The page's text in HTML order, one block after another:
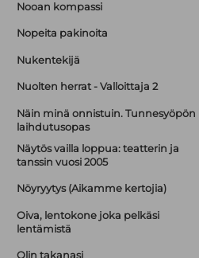
Nooan kompassi
Nopeita pakinoita
Nukentekijä
Nuolten herrat - Valloittaja 2
Näin minä onnistuin. Tunnesyöpön
laihdutusopas
Näytös vailla loppua: teatterin ja
tanssin vuosi 2005
Nöyryytys (Aikamme kertojia)
Oiva, lentokone joka pelkäsi
lentämistä
Olin takanasi